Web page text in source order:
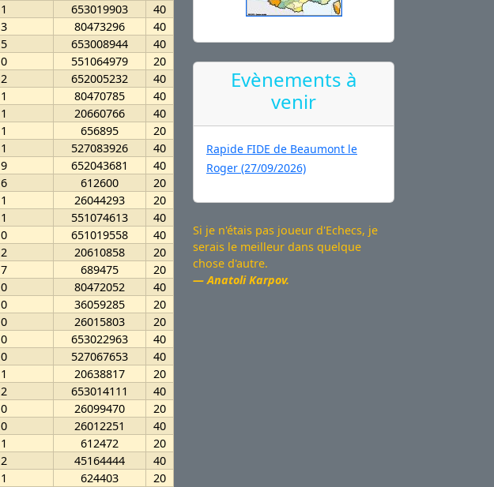
1 653019903
40
3 80473296
40
5 653008944
40
0 551064979
20
2 652005232
40
1 80470785
40
1 20660766
40
1 656895
20
1 527083926
40
9 652043681
40
6 612600
20
1 26044293
20
1 551074613
40
0 651019558
40
2 20610858
20
7 689475
20
0 80472052
40
0 36059285
20
0 26015803
20
0 653022963
40
0 527067653
40
1 20638817
20
2 653014111
40
0 26099470
20
0 26012251
40
1 612472
20
2 45164444
40
1 624403
20
Evènements à
venir
Rapide FIDE de Beaumont le
Roger (27/09/2026)
Si je n'étais pas joueur d'Echecs, je
serais le meilleur dans quelque
chose d'autre.
Anatoli Karpov.